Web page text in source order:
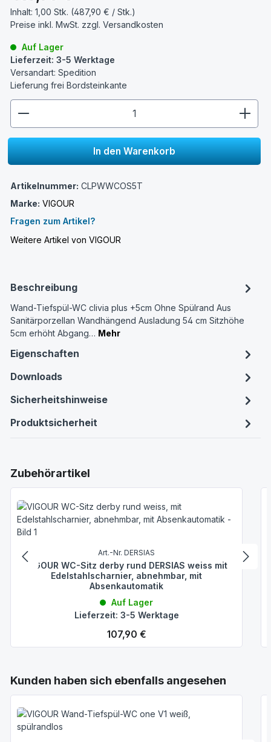
Inhalt: 1,00 Stk. (487,90 € / Stk.)
Preise inkl. MwSt. zzgl. Versandkosten
Auf Lager
Lieferzeit: 3-5 Werktage
Versandart: Spedition
Lieferung frei Bordsteinkante
In den Warenkorb
Artikelnummer: CLPWWCOS5T
Marke: VIGOUR
Fragen zum Artikel?
Weitere Artikel von VIGOUR
Beschreibung
Wand-Tiefspül-WC clivia plus +5cm Ohne Spülrand Aus
Sanitärporzellan Wandhängend Ausladung 54 cm Sitzhöhe
5cm erhöht Abgang… Mehr
Eigenschaften
Downloads
Sicherheitshinweise
Produktsicherheit
Produktgalerie überspringen
Zubehörartikel
Art.-Nr. DERSIAS
VIGOUR WC-Sitz derby rund DERSIAS weiss mit
Edelstahlscharnier, abnehmbar, mit
Absenkautomatik
Auf Lager
Lieferzeit: 3-5 Werktage
Regulärer Preis:
107,90 €
Produktgalerie überspringen
Kunden haben sich ebenfalls angesehen